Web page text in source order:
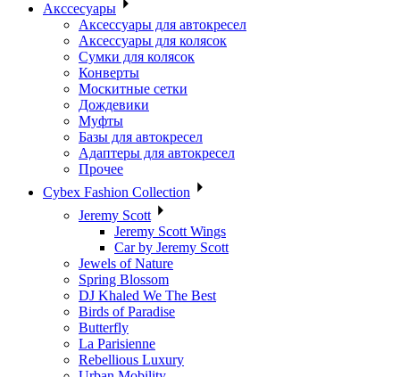
Акссесуары
Аксессуары для автокресел
Аксессуары для колясок
Сумки для колясок
Конверты
Москитные сетки
Дождевики
Муфты
Базы для автокресел
Адаптеры для автокресел
Прочее
Cybex Fashion Collection
Jeremy Scott
Jeremy Scott Wings
Car by Jeremy Scott
Jewels of Nature
Spring Blossom
DJ Khaled We The Best
Birds of Paradise
Butterfly
La Parisienne
Rebellious Luxury